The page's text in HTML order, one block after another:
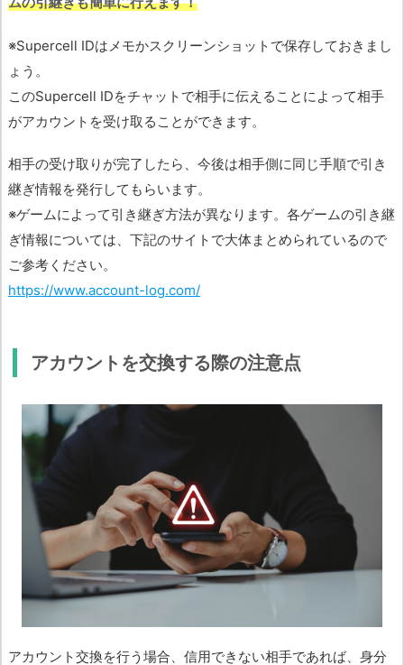
※Supercell IDはメモかスクリーンショットで保存しておきまし
ょう。
このSupercell IDをチャットで相手に伝えることによって相手
がアカウントを受け取ることができます。
相手の受け取りが完了したら、今後は相手側に同じ手順で引き
継ぎ情報を発行してもらいます。
※ゲームによって引き継ぎ方法が異なります。各ゲームの引き継
ぎ情報については、下記のサイトで大体まとめられているので
ご参考ください。
https://www.account-log.com/
アカウントを交換する際の注意点
アカウント交換を行う場合、信用できない相手であれば、身分